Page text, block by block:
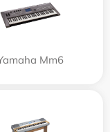
Mm6